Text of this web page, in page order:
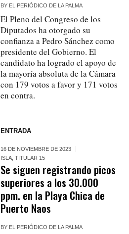
BY EL PERIÓDICO DE LA PALMA
El Pleno del Congreso de los
Diputados ha otorgado su
confianza a Pedro Sánchez como
presidente del Gobierno. El
candidato ha logrado el apoyo de
la mayoría absoluta de la Cámara
con 179 votos a favor y 171 votos
en contra.
ENTRADA
16 DE NOVIEMBRE DE 2023
ISLA ,TITULAR 15
Se siguen registrando picos
superiores a los 30.000
ppm. en la Playa Chica de
Puerto Naos
BY EL PERIÓDICO DE LA PALMA